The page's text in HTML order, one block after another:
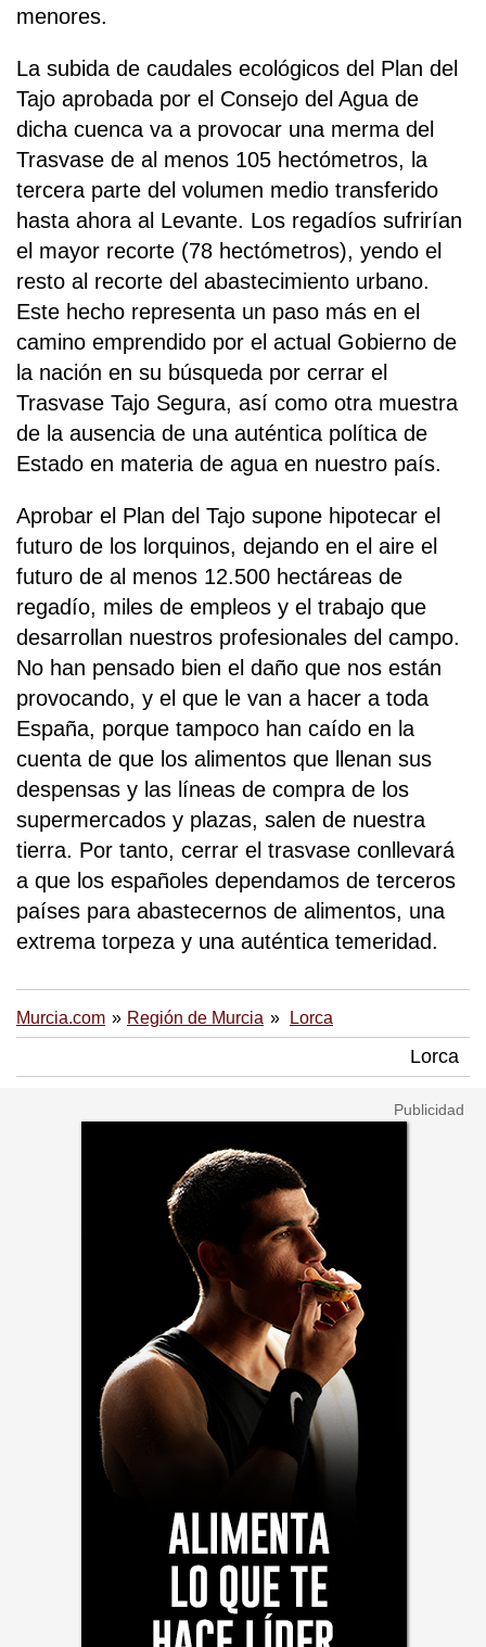
menores.
La subida de caudales ecológicos del Plan del
Tajo aprobada por el Consejo del Agua de
dicha cuenca va a provocar una merma del
Trasvase de al menos 105 hectómetros, la
tercera parte del volumen medio transferido
hasta ahora al Levante. Los regadíos sufrirían
el mayor recorte (78 hectómetros), yendo el
resto al recorte del abastecimiento urbano.
Este hecho representa un paso más en el
camino emprendido por el actual Gobierno de
la nación en su búsqueda por cerrar el
Trasvase Tajo Segura, así como otra muestra
de la ausencia de una auténtica política de
Estado en materia de agua en nuestro país.
Aprobar el Plan del Tajo supone hipotecar el
futuro de los lorquinos, dejando en el aire el
futuro de al menos 12.500 hectáreas de
regadío, miles de empleos y el trabajo que
desarrollan nuestros profesionales del campo.
No han pensado bien el daño que nos están
provocando, y el que le van a hacer a toda
España, porque tampoco han caído en la
cuenta de que los alimentos que llenan sus
despensas y las líneas de compra de los
supermercados y plazas, salen de nuestra
tierra. Por tanto, cerrar el trasvase conllevará
a que los españoles dependamos de terceros
países para abastecernos de alimentos, una
extrema torpeza y una auténtica temeridad.
Murcia.com Región de Murcia Lorca
Lorca